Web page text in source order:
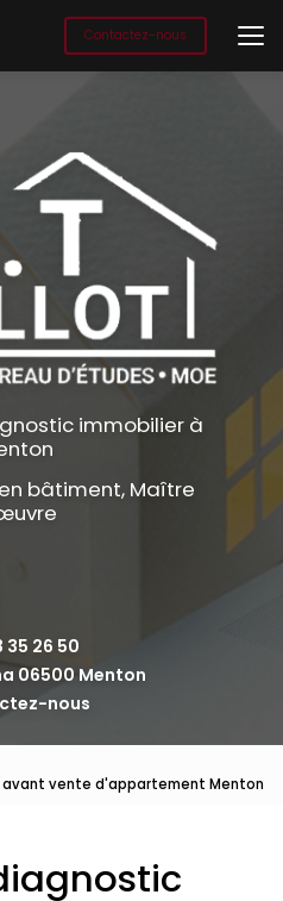
Contactez-nous
immobilier à
bâtiment, Maître
35 26 50
06500 Menton
nous
vente d'appartement Menton